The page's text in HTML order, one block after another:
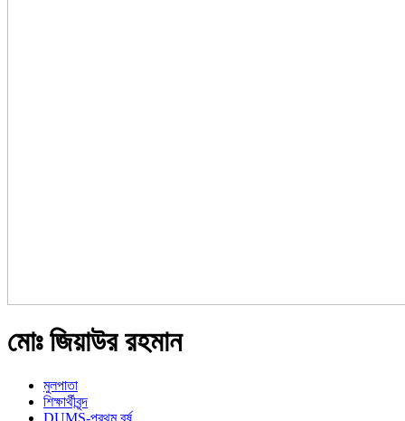
মোঃ জিয়াউর রহমান
মুলপাতা
শিক্ষার্থীবৃন্দ
DUMS-প্রথম বর্ষ